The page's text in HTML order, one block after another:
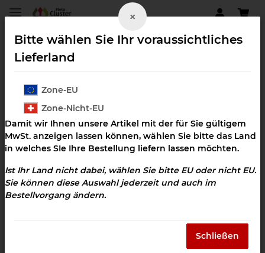
Zahngesundheit
×
Bitte wählen Sie Ihr voraussichtliches
Lieferland
Zone-EU
Zone-Nicht-EU
Damit wir Ihnen unsere Artikel mit der für Sie gültigem
MwSt. anzeigen lassen können, wählen Sie bitte das Land
in welches SIe Ihre Bestellung liefern lassen möchten.
Ist Ihr Land nicht dabei, wählen Sie bitte EU oder nicht EU.
Sie können diese Auswahl jederzeit und auch im
Bestellvorgang ändern.
Schließen